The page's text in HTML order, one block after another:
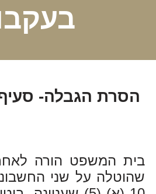
הסרת הגבלה- סעיף 10 (א) (5) לחוק שיקים ללא
בית המשפט הורה
שהוטלה על שני